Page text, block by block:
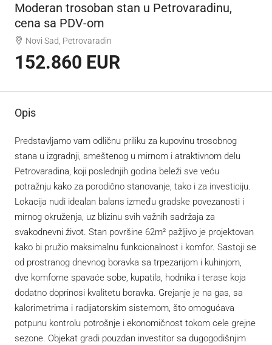
Moderan trosoban stan u Petrovaradinu,
cena sa PDV-om
Novi Sad, Petrovaradin
152.860 EUR
Opis
Predstavljamo vam odličnu priliku za kupovinu trosobnog
stana u izgradnji, smeštenog u mirnom i atraktivnom delu
Petrovaradina, koji poslednjih godina beleži sve veću
potražnju kako za porodično stanovanje, tako i za investiciju.
Lokacija nudi idealan balans između gradske povezanosti i
mirnog okruženja, uz blizinu svih važnih sadržaja za
svakodnevni život. Stan površine 62m² pažljivo je projektovan
kako bi pružio maksimalnu funkcionalnost i komfor. Sastoji se
od prostranog dnevnog boravka sa trpezarijom i kuhinjom,
dve komforne spavaće sobe, kupatila, hodnika i terase koja
dodatno doprinosi kvalitetu boravka. Grejanje je na gas, sa
kalorimetrima i radijatorskim sistemom, što omogućava
potpunu kontrolu potrošnje i ekonomičnost tokom cele grejne
sezone. Objekat gradi pouzdan investitor sa dugogodišnjim